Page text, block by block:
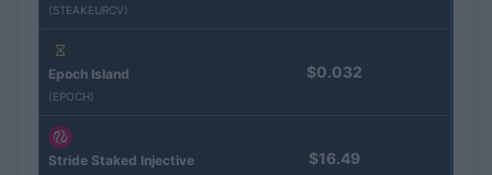
(STEAKEURCV)
Epoch Island
(EPOCH)
$0.032
Stride Staked Injective $16.49